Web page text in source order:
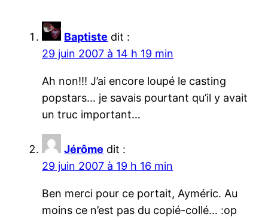
Baptiste dit :
29 juin 2007 à 14 h 19 min
Ah non!!! J’ai encore loupé le casting
popstars… je savais pourtant qu’il y avait
un truc important…
Jérôme dit :
29 juin 2007 à 19 h 16 min
Ben merci pour ce portait, Ayméric. Au
moins ce n’est pas du copié-collé… :op